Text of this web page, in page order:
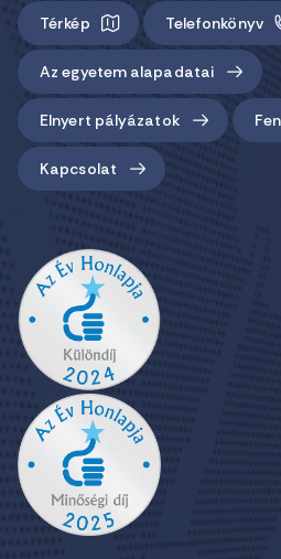
Térkép Telefonkönyv
Az egyetem alapadatai
Elnyert pályázatok
Kapcsolat